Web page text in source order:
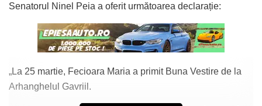
Senatorul Ninel Peia a oferit următoarea declarație:
„La 25 martie, Fecioara Maria a primit Buna Vestire de la
Arhanghelul Gavriil.